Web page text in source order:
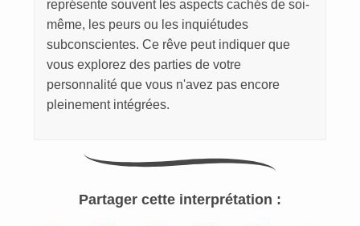
représente souvent les aspects cachés de soi-
même, les peurs ou les inquiétudes
subconscientes. Ce rêve peut indiquer que
vous explorez des parties de votre
personnalité que vous n'avez pas encore
pleinement intégrées.
Partager cette interprétation :